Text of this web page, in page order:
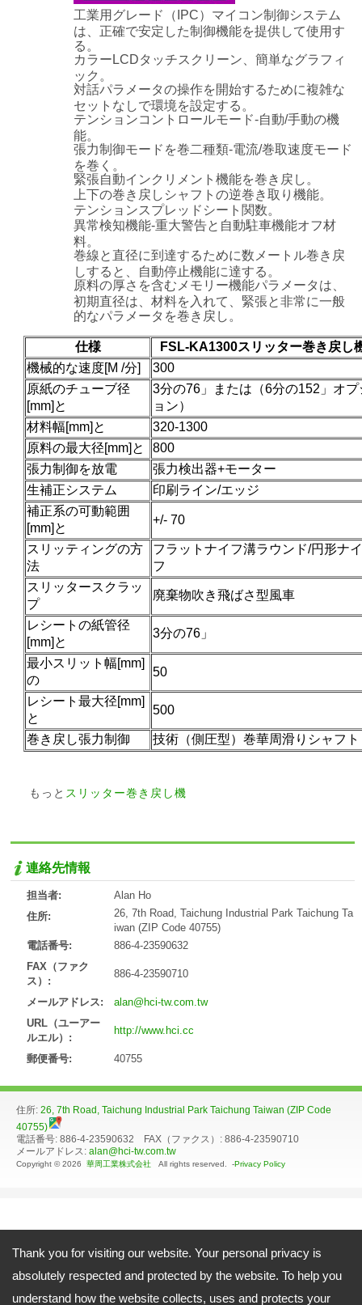
Thank you for visiting our website. Your personal privacy is
absolutely respected and protected by the website. To help you
understand how the website collects, uses and protects your
工業用グレード（IPC）マイコン制御システム
は、正確で安定した制御機能を提供して使用す
る。
カラーLCDタッチスクリーン、簡単なグラフィ
ック。
対話パラメータの操作を開始するために複雑な
セットなしで環境を設定する。
テンションコントロールモード-自動/手動の機
能。
張力制御モードを巻二種類-電流/巻取速度モード
を巻く。
緊張自動インクリメント機能を巻き戻し。
上下の巻き戻しシャフトの逆巻き取り機能。
テンションスプレッドシート関数。
異常検知機能-重大警告と自動駐車機能オフ材
料。
巻線と直径に到達するために数メートル巻き戻
しすると、自動停止機能に達する。
原料の厚さを含むメモリー機能パラメータは、
初期直径は、材料を入れて、緊張と非常に一般
的なパラメータを巻き戻し。
仕様
FSL-KA1300スリッター巻き戻し
機械的な速度[M /分]
300
原紙のチューブ径
[mm]と
3分の76」または（6分の152」オプ
ョン）
材料幅[mm]と
320-1300
原料の最大径[mm]と
800
張力制御を放電
張力検出器+モーター
生補正システム
印刷ライン/エッジ
補正系の可動範囲
[mm]と
+/- 70
スリッティングの方
法
フラットナイフ溝ラウンド/円形ナイ
フ
スリッタースクラッ
プ
廃棄物吹き飛ばさ型風車
レシートの紙管径
[mm]と
3分の76」
最小スリット幅[mm]
の
50
レシート最大径[mm]
と
500
巻き戻し張力制御 技術（側圧型）巻華周滑りシャフト
もっと スリッター巻き戻し 機
連絡先情報
担当者:
Alan Ho
住所:
26, 7th Road, Taichung Industrial Park Taichung Ta
iwan (ZIP Code 40755)
電話番号:
886-4-23590632
FAX（ファク
ス）:
886-4-23590710
メールアドレス:
alan@hci-tw.com.tw
URL（ユーアー
ルエル）:
http://www.hci.cc
郵便番号: 40755
住所: 26, 7th Road, Taichung Industrial Park Taichung Taiwan (ZIP Code
40755)
電話番号: 886-4-23590632 FAX（ファクス）: 886-4-23590710
メールアドレス: alan@hci-tw.com.tw
Copyright © 2026 華周工業株式会社 All rights reserved. -Privacy Policy